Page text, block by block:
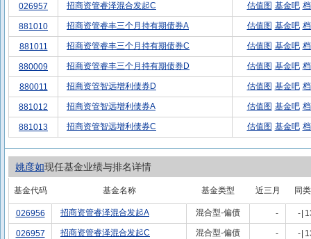
026957 招商资管睿泽混合发起C 估值图 基金吧
881010 招商资管睿丰三个月持有期债券A 估值图 基金吧
881011 招商资管睿丰三个月持有期债券C 估值图 基金吧
880009 招商资管睿丰三个月持有期债券D 估值图 基金吧
880011 招商资管智远增利债券D 估值图 基金吧
881012 招商资管智远增利债券A 估值图 基金吧
881013 招商资管智远增利债券C 估值图 基金吧
姚彦如现任基金业绩与排名详情
基金代码 基金名称 基金类型 近三月 同
026956 招商资管睿泽混合发起A 混合型-偏债 - -
026957 招商资管睿泽混合发起C 混合型-偏债 - -